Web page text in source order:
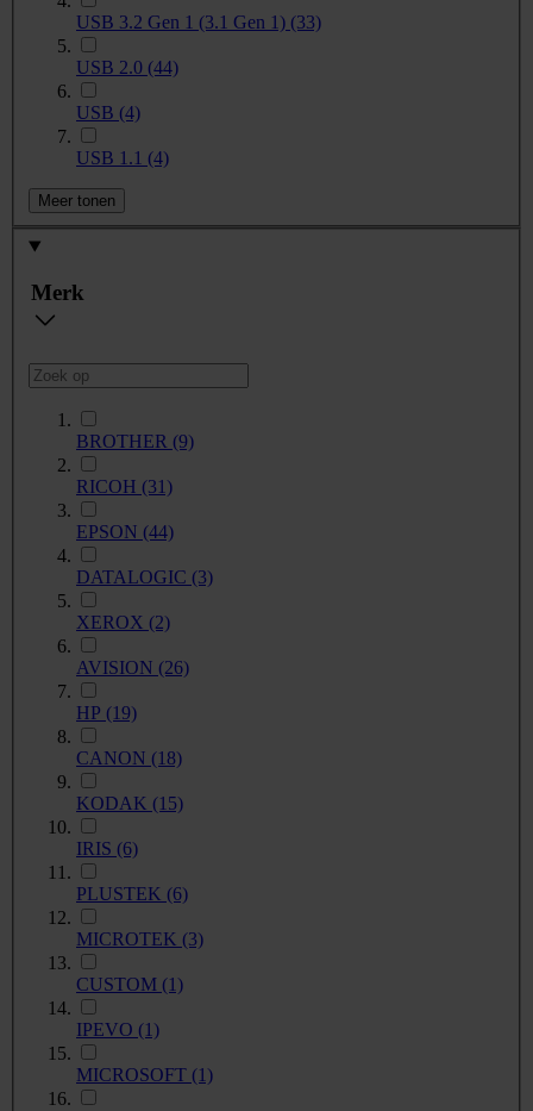
USB 3.2 Gen 1 (3.1 Gen 1) (33)
USB 2.0 (44)
USB (4)
USB 1.1 (4)
Meer tonen
Merk
BROTHER (9)
RICOH (31)
EPSON (44)
DATALOGIC (3)
XEROX (2)
AVISION (26)
HP (19)
CANON (18)
KODAK (15)
IRIS (6)
PLUSTEK (6)
MICROTEK (3)
CUSTOM (1)
IPEVO (1)
MICROSOFT (1)